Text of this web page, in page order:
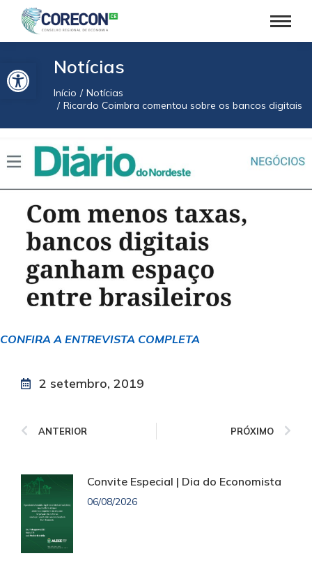
Barra de Ferramentas AbertaNotícias
Você está aqui:
Início
Notícias
Ricardo Coimbra comentou sobre os bancos digitais
CONFIRA A ENTREVISTA COMPLETA
2 setembro, 2019
ANTERIOR PRÓXIMO
Convite Especial | Dia do Economista
06/08/2026